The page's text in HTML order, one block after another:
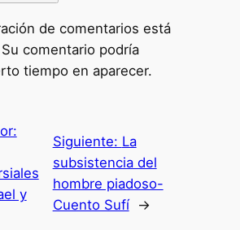
de comentarios está
comentario podría
tiempo en aparecer.
y
Siguiente: La
subsistencia del
hombre piadoso-
Cuento Sufí
→